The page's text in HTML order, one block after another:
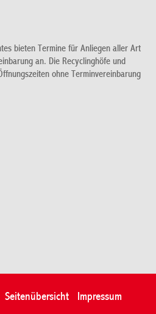
bieten Termine für Anliegen aller Art
an. Die Recyclinghöfe und
ohne Terminvereinbarung
Seitenübersicht Impressum